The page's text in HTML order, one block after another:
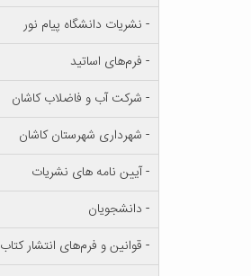
- نشریات دانشگاه پیام نور
- فرم‌های اساتید
- شرکت آب و فاضلاب کاشان
- شهرداری شهرستان کاشان
- آیین نامه های نشریات
- دانشجویان
- قوانین و فرم‌های انتشار کتاب